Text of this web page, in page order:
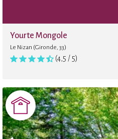
Masajes
Hammam
Yourte Mongole
Le Nizan (Gironde, 33)
(4,5 / 5)